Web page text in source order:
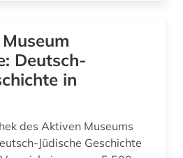
deutsches liturgisches institut (1)
Deutsch-
in
des Aktiven Museums